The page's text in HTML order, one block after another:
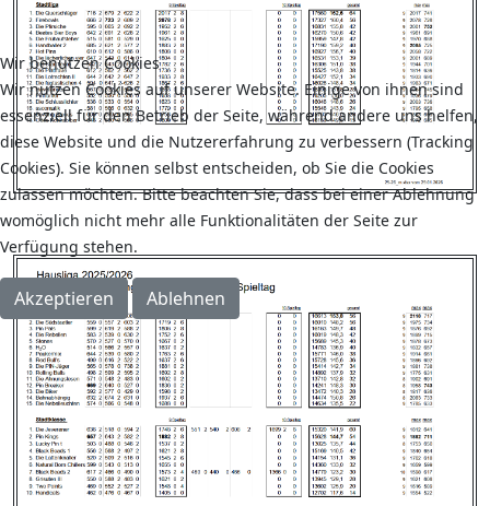
Wir benutzen Cookies
Wir nutzen Cookies auf unserer Website. Einige von ihnen sind
essenziell für den Betrieb der Seite, während andere uns helfen,
diese Website und die Nutzererfahrung zu verbessern (Tracking
Cookies). Sie können selbst entscheiden, ob Sie die Cookies
zulassen möchten. Bitte beachten Sie, dass bei einer Ablehnung
womöglich nicht mehr alle Funktionalitäten der Seite zur
Verfügung stehen.
Akzeptieren Ablehnen